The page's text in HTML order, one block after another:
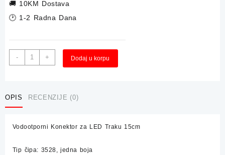
🚚 10KM Dostava
🕑 1-2 Radna Dana
-
Vodootporni
Konektor
Traku
+ Dodaj u korpu
OPIS RECENZIJE (0)
Vodootporni Konektor za LED Traku 15cm
Tip čipa: 3528, jedna boja